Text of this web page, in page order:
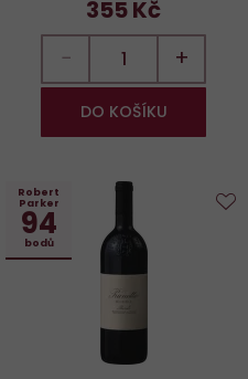
355 Kč
− +
DO KOŠÍKU
Robert
Parker
94
bodů